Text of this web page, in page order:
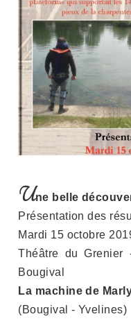
Une belle
Présentation des
Mardi 15 octobre
Théâtre du Grenier
Bougival
La machine de
(Bougival - Yvelines)